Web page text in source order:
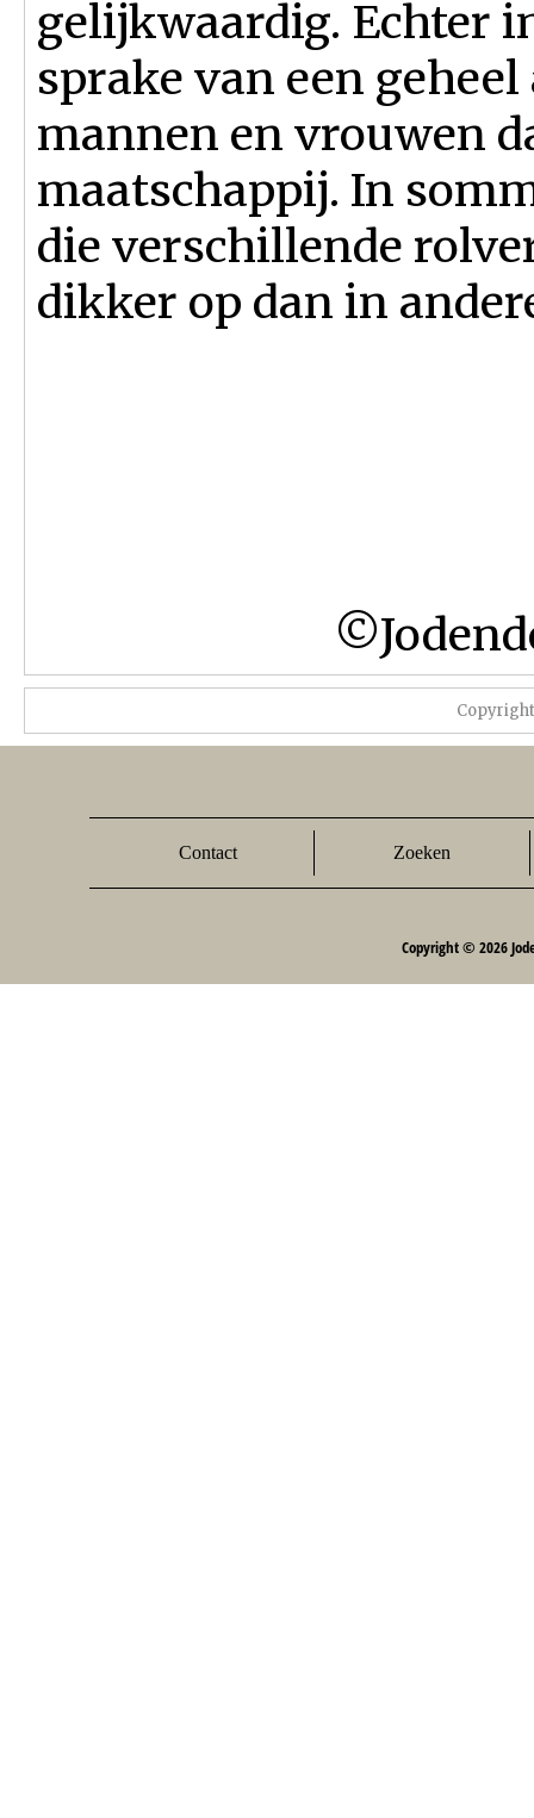
gelijkwaardig. Echter
sprake van een
mannen en vrouwen
maatschappij. In
die verschillende
dikker op dan in
Contact Zoeken
Copyright © 2026